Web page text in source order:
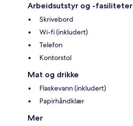
Arbeidsutstyr og -fasiliteter
Skrivebord
Wi-fi (inkludert)
Telefon
Kontorstol
Mat og drikke
Flaskevann (inkludert)
Papirhåndklær
Mer